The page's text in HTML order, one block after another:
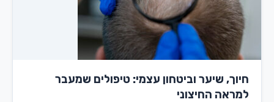
חיוך, שיער וביטחון עצמי: טיפולים שמעבר
למראה החיצוני